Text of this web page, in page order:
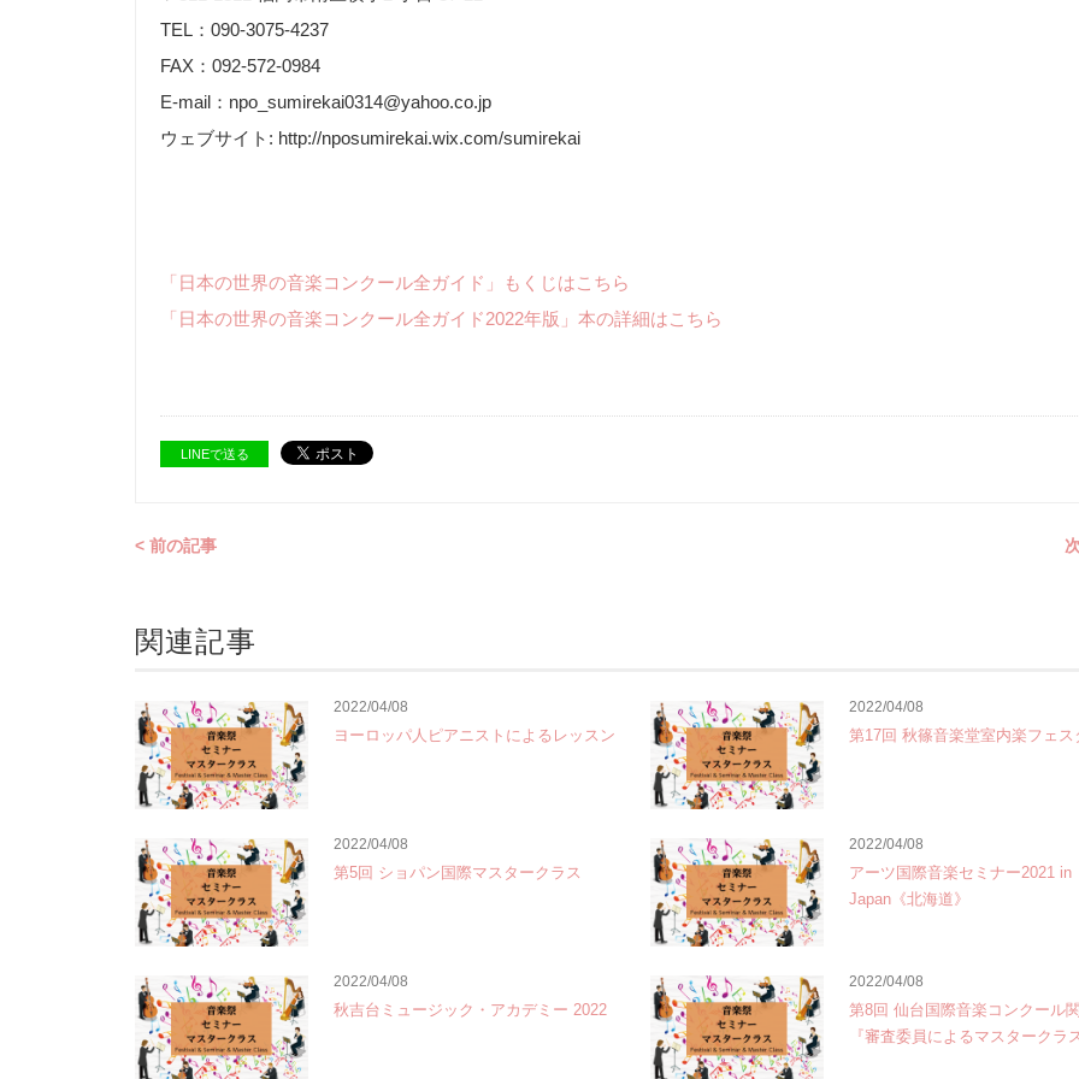
TEL：090-3075-4237
FAX：092-572-0984
E-mail：npo_sumirekai0314@yahoo.co.jp
ウェブサイト: http://nposumirekai.wix.com/sumirekai
「日本の世界の音楽コンクール全ガイド」もくじはこちら
「日本の世界の音楽コンクール全ガイド2022年版」本の詳細はこちら
LINEで送る
< 前の記事
関連記事
2022/04/08
ヨーロッパ人ピアニストによるレッスン
2022/04/08
第17回 秋篠音楽堂室内楽フェス
2022/04/08
第5回 ショパン国際マスタークラス
2022/04/08
アーツ国際音楽セミナー2021 in
Japan《北海道》
2022/04/08
秋吉台ミュージック・アカデミー 2022
2022/04/08
第8回 仙台国際音楽コンクール
『審査委員によるマスタークラス